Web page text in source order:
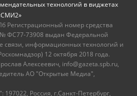
технологий в виджетах
Регистрационный номер средства
ФС77-73908 выдан Федеральной
связи, информационных технологий и
12 октября 2018 года.
Алексеевич, info@gazeta.spb.ru,
АО "Открытые Медиа",
Россия, г.Санкт-Петербург,